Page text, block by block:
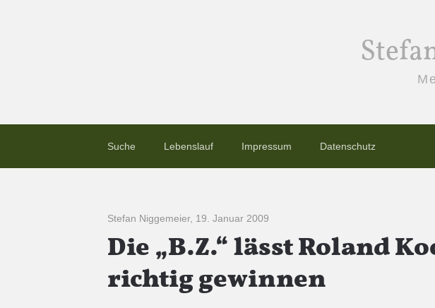
Suche Lebenslauf Impressum Datenschutz
Stefan Niggemeier, 19. Januar 2009
Die „B.Z.“ lässt Roland
richtig gewinnen